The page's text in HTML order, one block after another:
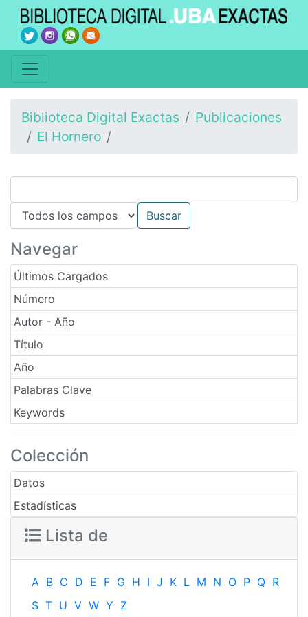
Biblioteca Digital Exactas
Publicaciones
El Hornero
Navegar
Últimos Cargados
Número
Autor - Año
Título
Año
Palabras Clave
Keywords
Colección
Datos
Estadísticas
Lista de
A B C D E F G H I J K L M N O P Q R
S T U V W Y Z